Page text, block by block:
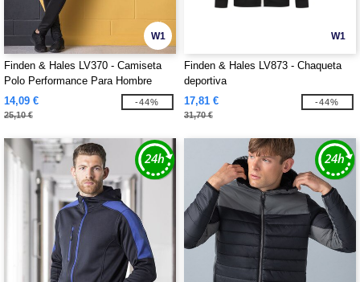
W1
Finden & Hales LV370 - Camiseta
Polo Performance Para Hombre
14,09 €
25,10 €
-44%
W1
Finden & Hales LV873 - Chaqueta
deportiva
17,81 €
31,70 €
-44%